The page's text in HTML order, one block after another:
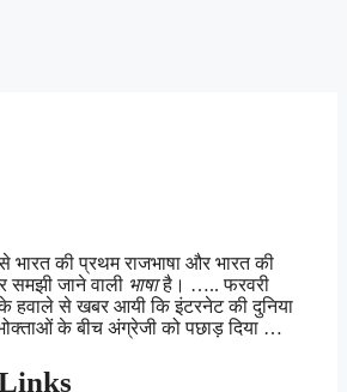
भारत की प्रथम राजभाषा और भारत की
जाने वाली भाषाहै। ….. फरवरी
हवाले से खबर आयी कि इंटरनेट की दुनिया
के बीच अंग्रेजी को पछाड़ दिया …